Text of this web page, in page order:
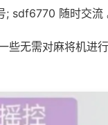
sdf6770 随时交流
些无需对麻将机进